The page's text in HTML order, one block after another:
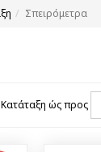
Σπειρόμετρα
Κατάταξη ώς προς